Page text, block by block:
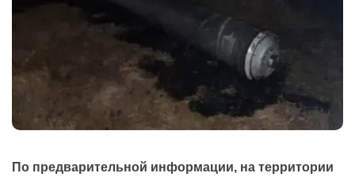
По предварительной информации, на территории